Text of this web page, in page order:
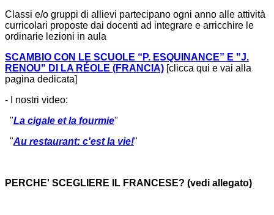
Classi e/o gruppi di allievi partecipano ogni anno alle attività
curricolari proposte dai docenti ad integrare e arricchire le
ordinarie lezioni in aula
SCAMBIO CON LE SCUOLE “P. ESQUINANCE” E "J.
RENOU" DI LA RÉOLE (FRANCIA) [clicca qui e vai alla
pagina dedicata]
- I nostri video:
"La cigale et la fourmie"
"Au restaurant: c'est la vie!"
PERCHE' SCEGLIERE IL FRANCESE? (vedi allegato)